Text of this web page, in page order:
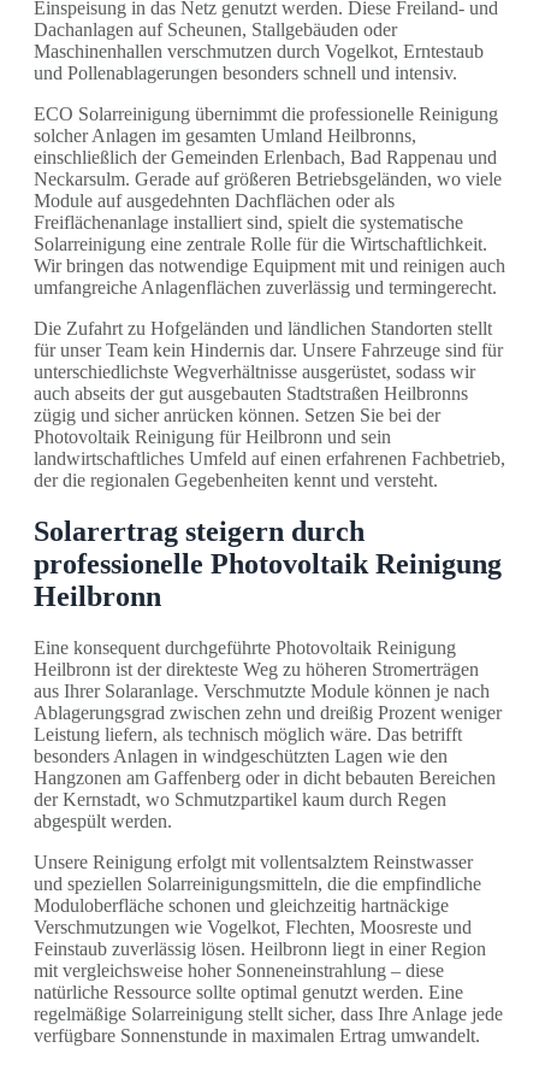
Einspeisung in das Netz genutzt werden. Diese Freiland- und
Dachanlagen auf Scheunen, Stallgebäuden oder
Maschinenhallen verschmutzen durch Vogelkot, Erntestaub
und Pollenablagerungen besonders schnell und intensiv.
ECO Solarreinigung übernimmt die professionelle Reinigung
solcher Anlagen im gesamten Umland Heilbronns,
einschließlich der Gemeinden Erlenbach, Bad Rappenau und
Neckarsulm. Gerade auf größeren Betriebsgeländen, wo viele
Module auf ausgedehnten Dachflächen oder als
Freiflächenanlage installiert sind, spielt die systematische
Solarreinigung eine zentrale Rolle für die Wirtschaftlichkeit.
Wir bringen das notwendige Equipment mit und reinigen auch
umfangreiche Anlagenflächen zuverlässig und termingerecht.
Die Zufahrt zu Hofgeländen und ländlichen Standorten stellt
für unser Team kein Hindernis dar. Unsere Fahrzeuge sind für
unterschiedlichste Wegverhältnisse ausgerüstet, sodass wir
auch abseits der gut ausgebauten Stadtstraßen Heilbronns
zügig und sicher anrücken können. Setzen Sie bei der
Photovoltaik Reinigung für Heilbronn und sein
landwirtschaftliches Umfeld auf einen erfahrenen Fachbetrieb,
der die regionalen Gegebenheiten kennt und versteht.
Solarertrag steigern durch
professionelle Photovoltaik Reinigung
Heilbronn
Eine konsequent durchgeführte Photovoltaik Reinigung
Heilbronn ist der direkteste Weg zu höheren Stromerträgen
aus Ihrer Solaranlage. Verschmutzte Module können je nach
Ablagerungsgrad zwischen zehn und dreißig Prozent weniger
Leistung liefern, als technisch möglich wäre. Das betrifft
besonders Anlagen in windgeschützten Lagen wie den
Hangzonen am Gaffenberg oder in dicht bebauten Bereichen
der Kernstadt, wo Schmutzpartikel kaum durch Regen
abgespült werden.
Unsere Reinigung erfolgt mit vollentsalztem Reinstwasser
und speziellen Solarreinigungsmitteln, die die empfindliche
Moduloberfläche schonen und gleichzeitig hartnäckige
Verschmutzungen wie Vogelkot, Flechten, Moosreste und
Feinstaub zuverlässig lösen. Heilbronn liegt in einer Region
mit vergleichsweise hoher Sonneneinstrahlung – diese
natürliche Ressource sollte optimal genutzt werden. Eine
regelmäßige Solarreinigung stellt sicher, dass Ihre Anlage jede
verfügbare Sonnenstunde in maximalen Ertrag umwandelt.